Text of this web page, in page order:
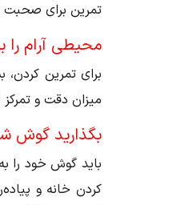
تمرین برای صحبت
محیطی آرام را
برای تمرین
میزان دقت و
بگذارید گوش
باید گوش خود را
کردن خانه و